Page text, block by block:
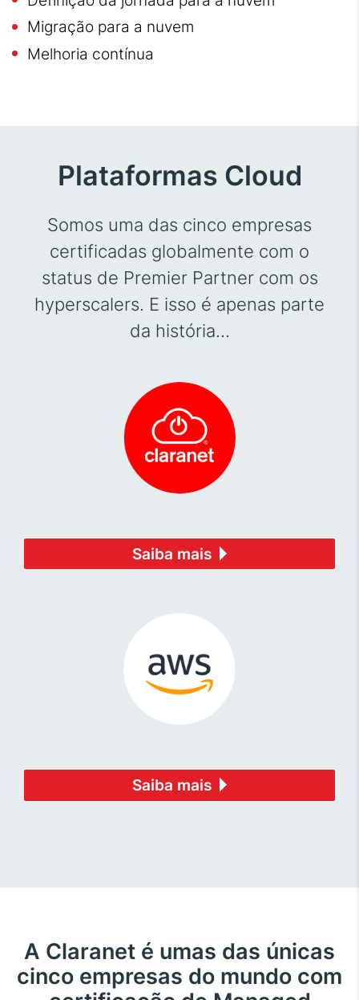
Migração para a nuvem
Melhoria contínua
Plataformas Cloud
Somos uma das cinco empresas
certificadas globalmente com o
status de Premier Partner com os
hyperscalers. E isso é apenas parte
da história...
Saiba mais
Saiba mais
A Claranet é umas das únicas
cinco empresas do mundo com